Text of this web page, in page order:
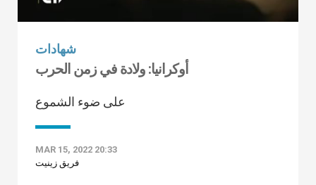
شهادات
أوكرانيا: ولادة في زمن الحرب
على ضوء الشموع
MAR 15, 2022 20:33
فريق زينيت